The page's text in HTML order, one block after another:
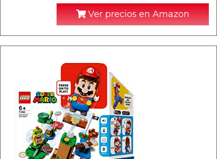
Ver precios en Amazon